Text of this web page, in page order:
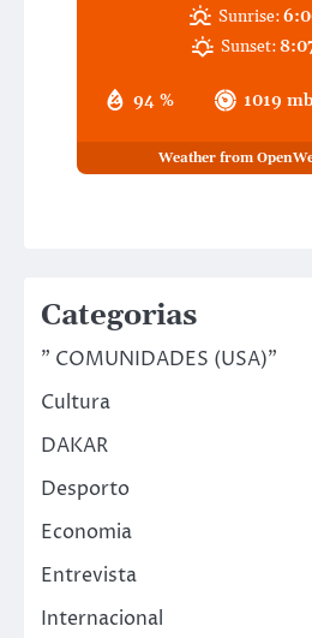
94 % 1019 mb
Sunrise:
Sunset:
Weather from
Categorias
" COMUNIDADES (USA)"
Cultura
DAKAR
Desporto
Economia
Entrevista
Internacional